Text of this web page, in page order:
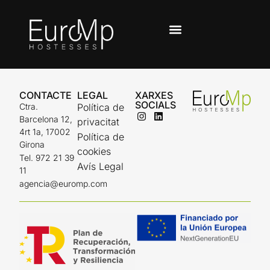
Política de
cookies
CONTACTE
Ctra.
Barcelona 12,
4rt 1a, 17002
Girona
Tel. 972 21 39
11
agencia@euromp.com
LEGAL
Política de
privacitat
Política de
cookies
Avís Legal
XARXES
SOCIALS